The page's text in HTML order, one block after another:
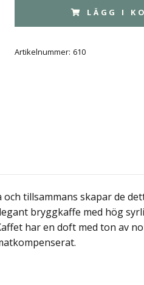
LÄGG I
Artikelnummer: 610
tillsammans skapar de
bryggkaffe med hög
har en doft med ton av